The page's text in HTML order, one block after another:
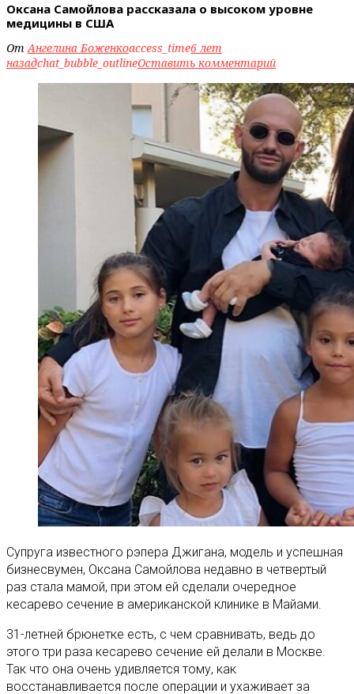
Оксана Самойлова рассказала о высоком уровне
медицины в США
ОтАнгелина Боженкоaccess_time6 лет
назадchat_bubble_outlineОставить комментарий
Супруга известного рэпера Джигана, модель и успешная
бизнесвумен, Оксана Самойлова недавно в четвертый
раз стала мамой, при этом ей сделали очередное
кесарево сечение в американской клинике в Майами.
31-летней брюнетке есть, с чем сравнивать, ведь до
этого три раза кесарево сечение ей делали в Москве.
Так что она очень удивляется тому, как
восстанавливается после операции и ухаживает за